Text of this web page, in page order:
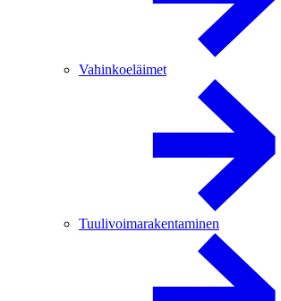
Vahinkoeläimet
Tuulivoimarakentaminen